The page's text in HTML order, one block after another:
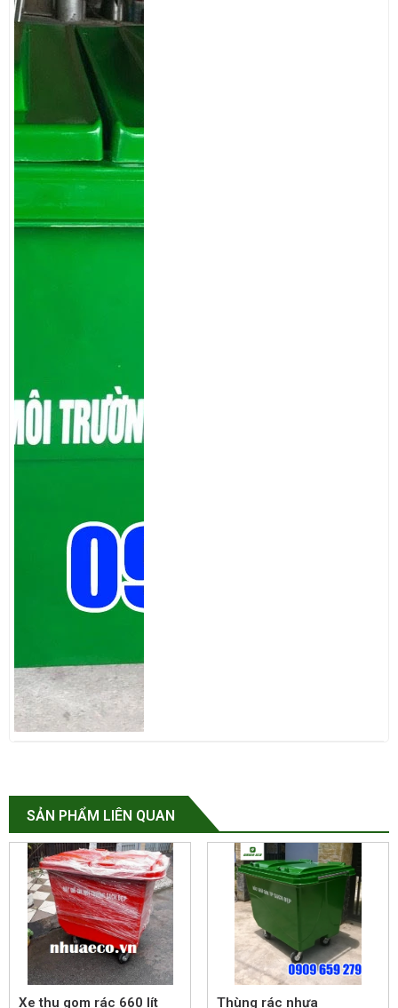
SẢN PHẨM LIÊN QUAN
Xe thu gom rác 660 lít
Thùng rác nhựa